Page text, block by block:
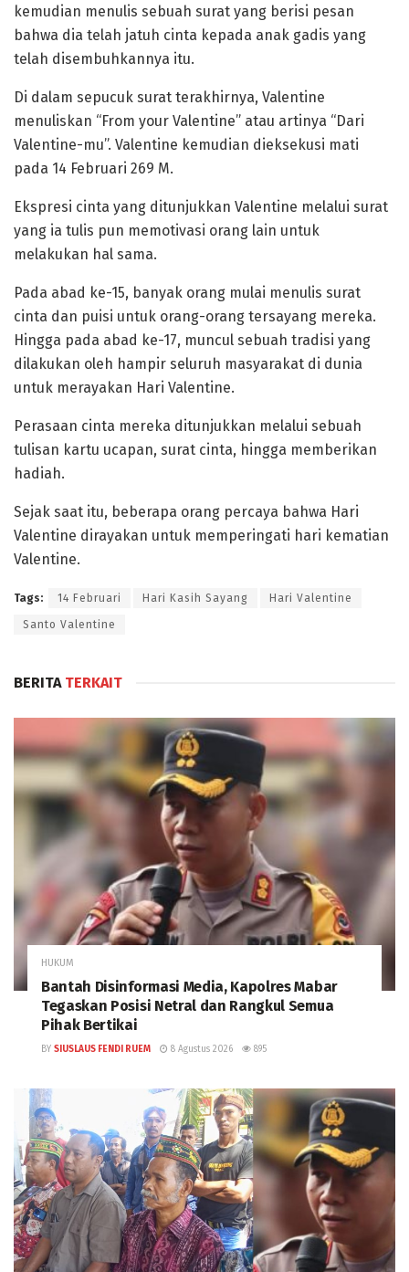
kemudian menulis sebuah surat yang berisi pesan
bahwa dia telah jatuh cinta kepada anak gadis yang
telah disembuhkannya itu.
Di dalam sepucuk surat terakhirnya, Valentine
menuliskan “From your Valentine” atau artinya “Dari
Valentine-mu”. Valentine kemudian dieksekusi mati
pada 14 Februari 269 M.
Ekspresi cinta yang ditunjukkan Valentine melalui surat
yang ia tulis pun memotivasi orang lain untuk
melakukan hal sama.
Pada abad ke-15, banyak orang mulai menulis surat
cinta dan puisi untuk orang-orang tersayang mereka.
Hingga pada abad ke-17, muncul sebuah tradisi yang
dilakukan oleh hampir seluruh masyarakat di dunia
untuk merayakan Hari Valentine.
Perasaan cinta mereka ditunjukkan melalui sebuah
tulisan kartu ucapan, surat cinta, hingga memberikan
hadiah.
Sejak saat itu, beberapa orang percaya bahwa Hari
Valentine dirayakan untuk memperingati hari kematian
Valentine.
Tags: 14 Februari Hari Kasih Sayang Hari Valentine
Santo Valentine
BERITATERKAIT
HUKUM
Bantah Disinformasi Media, Kapolres Mabar
Tegaskan Posisi Netral dan Rangkul Semua
Pihak Bertikai
BY SIUSLAUS FENDI RUEM 8 Agustus 2026 895